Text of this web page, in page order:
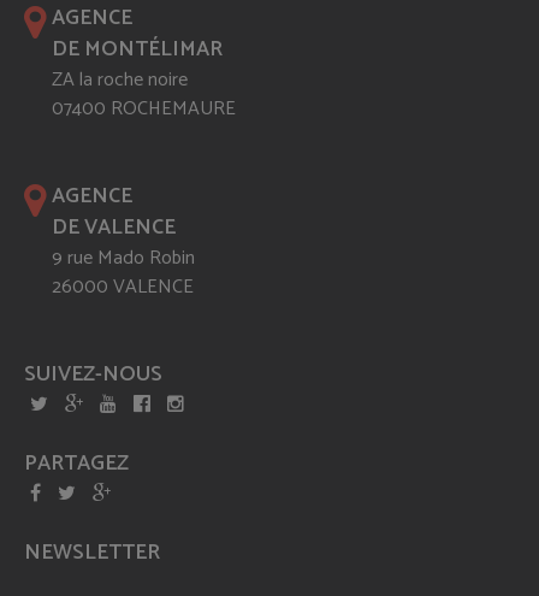
AGENCE
DE MONTÉLIMAR
ZA la roche noire
07400 ROCHEMAURE
AGENCE
DE VALENCE
9 rue Mado Robin
26000 VALENCE
SUIVEZ-NOUS
PARTAGEZ
NEWSLETTER